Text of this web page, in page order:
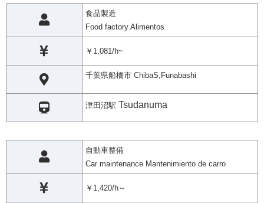
食品製造
Food factory Alimentos
￥1,081/h~
千葉県船橋市 ChibaS,Funabashi
津田沼駅 Tsudanuma
自動車整備
Car maintenance Mantenimiento de carro
￥1,420/h～